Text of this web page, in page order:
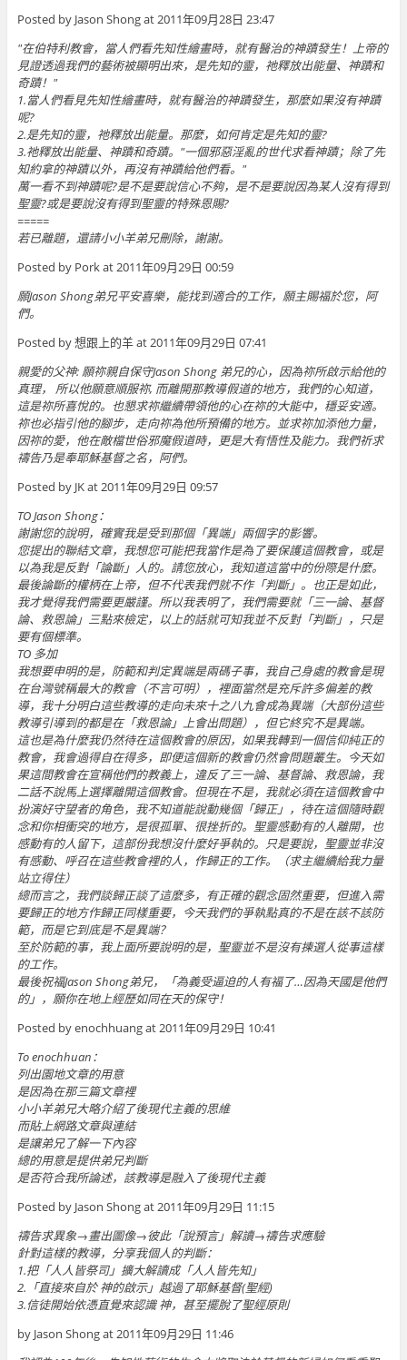
Posted by Jason Shong at 2011年09月28日 23:47
"在伯特利教會，當人們看先知性繪畫時，就有醫治的神蹟發生！上帝的
見證透過我們的藝術被顯明出來，是先知的靈，祂釋放出能量、神蹟和
奇蹟！"
1.當人們看見先知性繪畫時，就有醫治的神蹟發生，那麼如果沒有神蹟
呢?
2.是先知的靈，祂釋放出能量。那麼，如何肯定是先知的靈?
3.祂釋放出能量、神蹟和奇蹟。"一個邪惡淫亂的世代求看神蹟；除了先
知約拿的神蹟以外，再沒有神蹟給他們看。"
萬一看不到神蹟呢?是不是要說信心不夠，是不是要說因為某人沒有得到
聖靈?或是要說沒有得到聖靈的特殊恩賜?
=====
若已離題，還請小小羊弟兄刪除，謝謝。
Posted by Pork at 2011年09月29日 00:59
願Jason Shong弟兄平安喜樂，能找到適合的工作，願主賜福於您，阿
們。
Posted by 想跟上的羊 at 2011年09月29日 07:41
親愛的父神: 願祢親自保守Jason Shong 弟兄的心，因為祢所啟示給他的
真理， 所以他願意順服祢, 而離開那教導假道的地方，我們的心知道，
這是祢所喜悅的。也懇求祢繼續帶領他的心在祢的大能中，穩妥安適。
祢也必指引他的腳步，走向祢為他所預備的地方。並求祢加添他力量，
因祢的愛，他在敵檔世俗邪魔假道時，更是大有悟性及能力。我們祈求
禱告乃是奉耶穌基督之名，阿們。
Posted by JK at 2011年09月29日 09:57
TO Jason Shong：
謝謝您的說明，確實我是受到那個「異端」兩個字的影響。
您提出的聯結文章，我想您可能把我當作是為了要保護這個教會，或是
以為我是反對「論斷」人的。請您放心，我知道這當中的份際是什麼。
最後論斷的權柄在上帝，但不代表我們就不作「判斷」。也正是如此，
我才覺得我們需要更嚴謹。所以我表明了，我們需要就「三一論、基督
論、救恩論」三點來檢定，以上的話就可知我並不反對「判斷」，只是
要有個標準。
TO 多加
我想要申明的是，防範和判定異端是兩碼子事，我自己身處的教會是現
在台灣號稱最大的教會（不言可明），裡面當然是充斥許多偏差的教
導，我十分明白這些教導的走向未來十之八九會成為異端（大部份這些
教導引導到的都是在「救恩論」上會出問題），但它終究不是異端。
這也是為什麼我仍然待在這個教會的原因，如果我轉到一個信仰純正的
教會，我會過得自在得多，即便這個新的教會仍然會問題叢生。今天如
果這間教會在宣稱他們的教義上，違反了三一論、基督論、救恩論，我
二話不說馬上選擇離開這個教會。但現在不是，我就必須在這個教會中
扮演好守望者的角色，我不知道能說動幾個「歸正」，待在這個隨時觀
念和你相衝突的地方，是很孤單、很挫折的。聖靈感動有的人離開，也
感動有的人留下，這部份我想沒什麼好爭執的。只是要說，聖靈並非沒
有感動、呼召在這些教會裡的人，作歸正的工作。（求主繼續給我力量
站立得住）
總而言之，我們談歸正談了這麼多，有正確的觀念固然重要，但進入需
要歸正的地方作歸正同樣重要，今天我們的爭執點真的不是在該不該防
範，而是它到底是不是異端？
至於防範的事，我上面所要說明的是，聖靈並不是沒有揀選人從事這樣
的工作。
最後祝福Jason Shong弟兄，「為義受逼迫的人有福了…因為天國是他們
的」，願你在地上經歷如同在天的保守！
Posted by enochhuang at 2011年09月29日 10:41
To enochhuan：
列出園地文章的用意
是因為在那三篇文章裡
小小羊弟兄大略介紹了後現代主義的思維
而貼上網路文章與連結
是讓弟兄了解一下內容
總的用意是提供弟兄判斷
是否符合我所論述，該教導是融入了後現代主義
Posted by Jason Shong at 2011年09月29日 11:15
禱告求異象→畫出圖像→彼此「說預言」解讀→禱告求應驗
針對這樣的教導，分享我個人的判斷：
1.把「人人皆祭司」擴大解讀成「人人皆先知」
2.「直接來自於 神的啟示」越過了耶穌基督(聖經)
3.信徒開始依憑直覺來認識 神，甚至擺脫了聖經原則
by Jason Shong at 2011年09月29日 11:46